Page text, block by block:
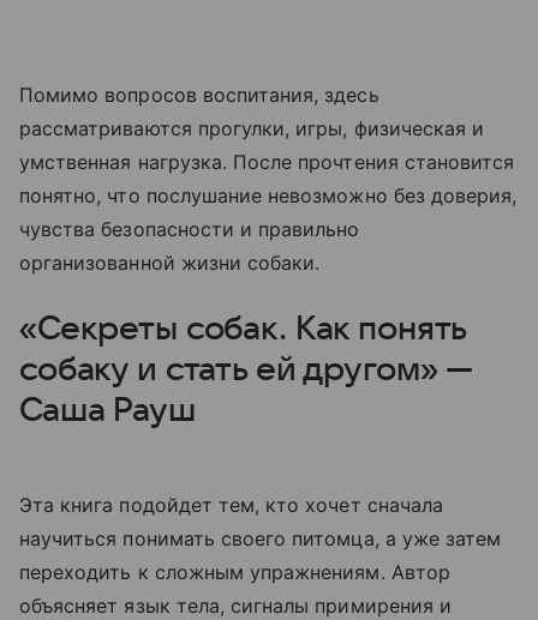
Помимо вопросов воспитания, здесь
рассматриваются прогулки, игры, физическая и
умственная нагрузка. После прочтения становится
понятно, что послушание невозможно без доверия,
чувства безопасности и правильно
организованной жизни собаки.
«Секреты собак. Как понять
собаку и стать ей другом» —
Саша Рауш
Эта книга подойдет тем, кто хочет сначала
научиться понимать своего питомца, а уже затем
переходить к сложным упражнениям. Автор
объясняет язык тела, сигналы примирения и